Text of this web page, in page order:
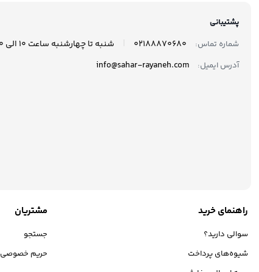
پشتیبانی
شماره تماس:
02188870680 شنبه تا چهارشنبه ساعت 10 الی 20 و پنجشنبه ها ساعت 10 الی 17 پاسخگوی شما هستیم.
آدرس ایمیل: info@sahar-rayaneh.com
راهنمای خرید
سوالی دارید؟
شیوه‌های پرداخت
مشتریان
جستجو
حریم خصوصی